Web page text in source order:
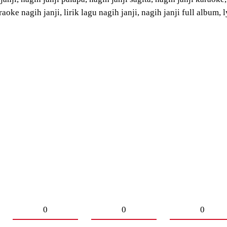
nagih janji, lirik lagu nagih janji, nagih janji full album,
0 0 0